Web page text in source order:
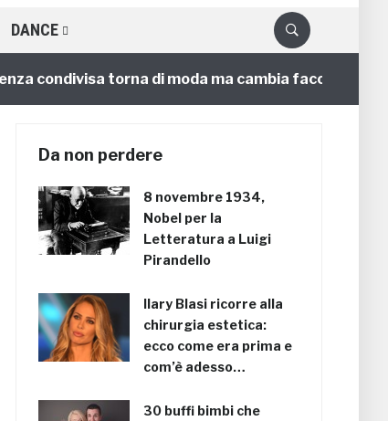
DANCE
torna di moda ma cambia faccia
Da non perdere
8 novembre 1934,
Nobel per la
Letteratura a Luigi
Pirandello
Ilary Blasi ricorre alla
chirurgia estetica:
ecco come era prima e
com’è adesso…
30 buffi bimbi che